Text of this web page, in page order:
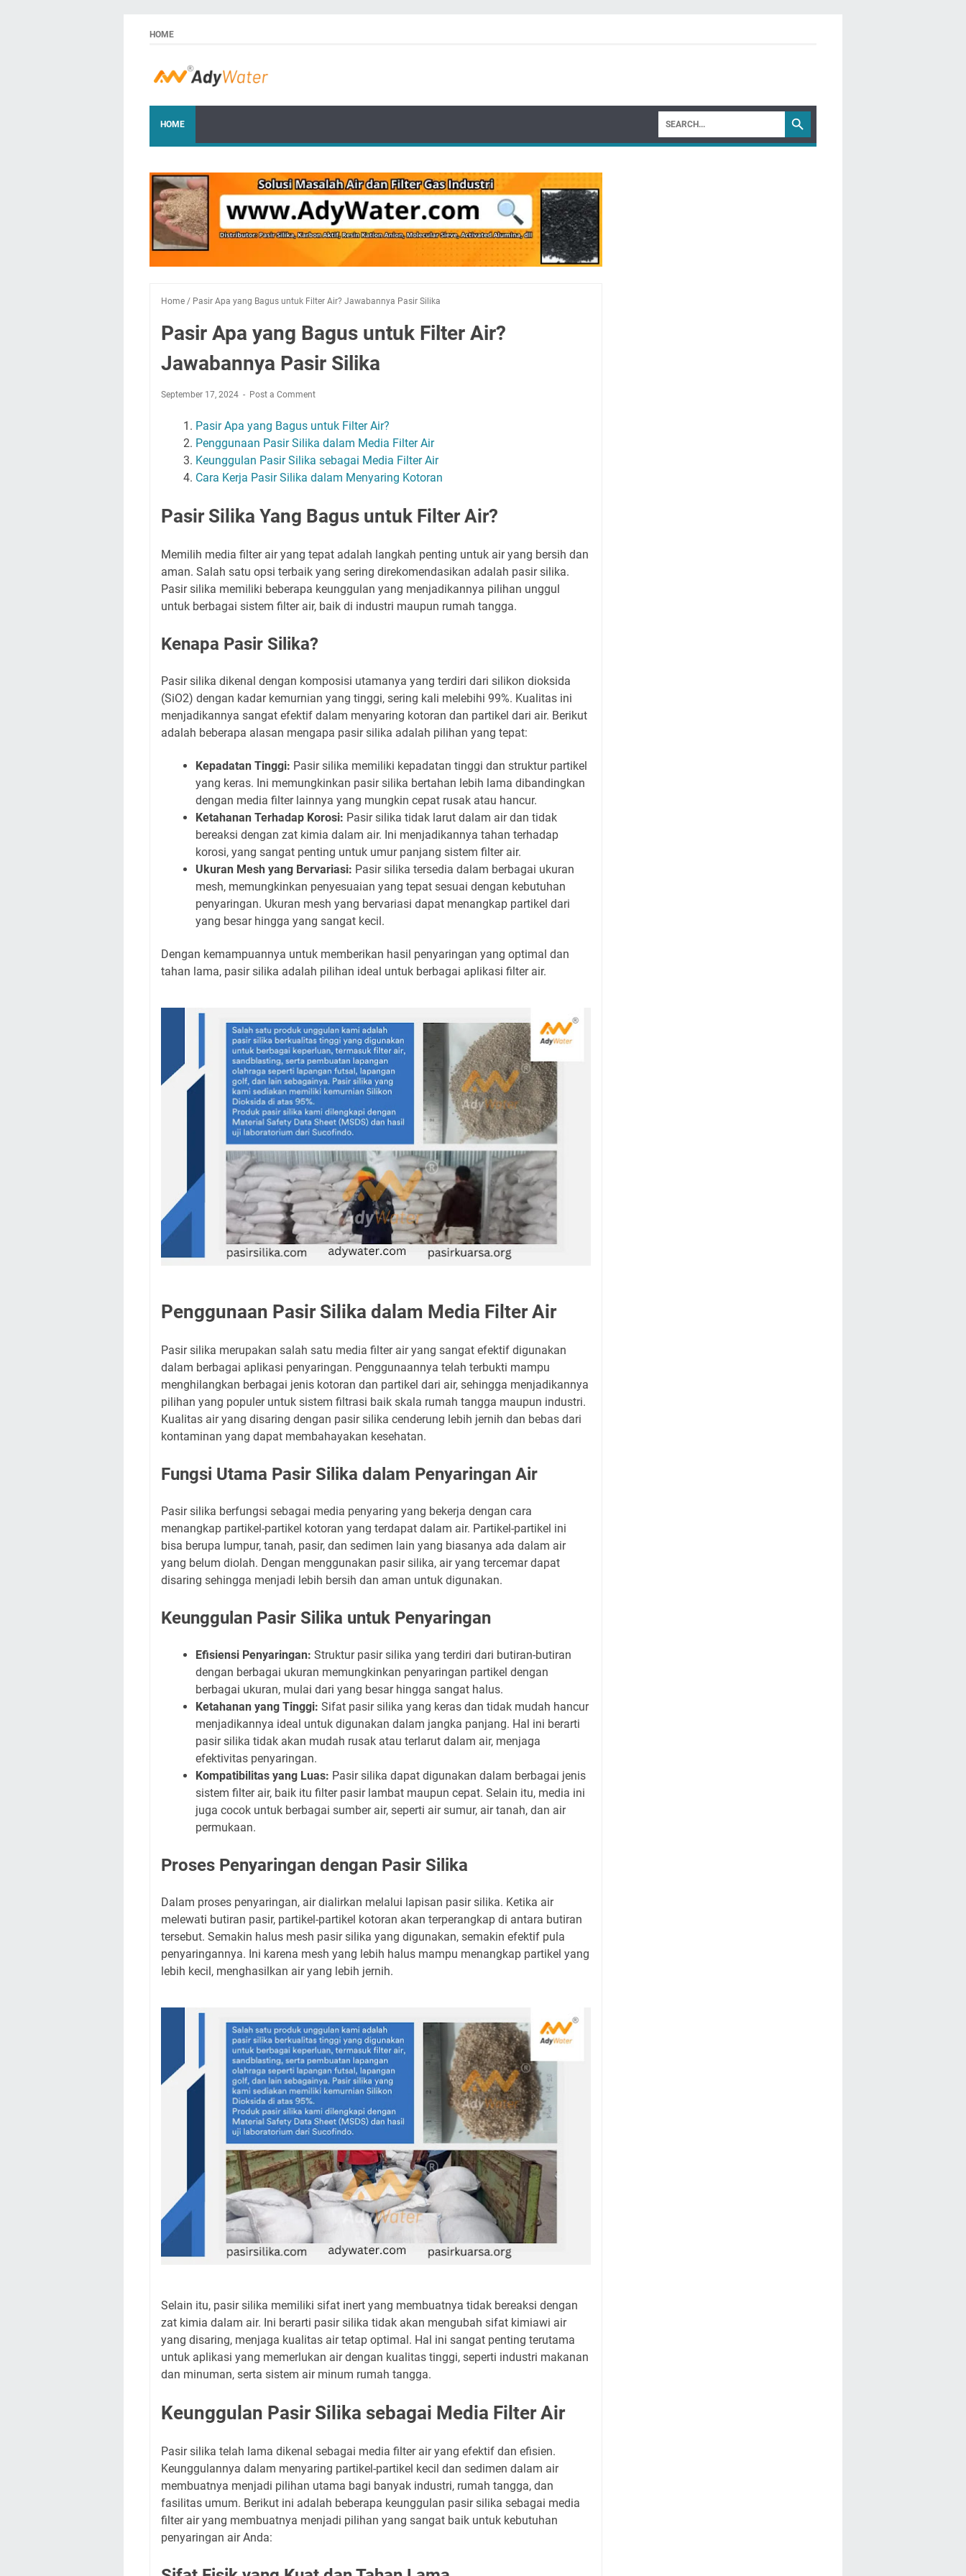
HOME
HOME
Home / Pasir Apa yang Bagus untuk Filter Air? Jawabannya Pasir Silika
Pasir Apa yang Bagus untuk Filter Air?
Jawabannya Pasir Silika
September 17, 2024 Post a Comment
Pasir Apa yang Bagus untuk Filter Air?
Penggunaan Pasir Silika dalam Media Filter Air
Keunggulan Pasir Silika sebagai Media Filter Air
Cara Kerja Pasir Silika dalam Menyaring Kotoran
Pasir Silika Yang Bagus untuk Filter Air?
Memilih media filter air yang tepat adalah langkah penting untuk air yang bersih dan
aman. Salah satu opsi terbaik yang sering direkomendasikan adalah pasir silika.
Pasir silika memiliki beberapa keunggulan yang menjadikannya pilihan unggul
untuk berbagai sistem filter air, baik di industri maupun rumah tangga.
Kenapa Pasir Silika?
Pasir silika dikenal dengan komposisi utamanya yang terdiri dari silikon dioksida
(SiO2) dengan kadar kemurnian yang tinggi, sering kali melebihi 99%. Kualitas ini
menjadikannya sangat efektif dalam menyaring kotoran dan partikel dari air. Berikut
adalah beberapa alasan mengapa pasir silika adalah pilihan yang tepat:
Kepadatan Tinggi: Pasir silika memiliki kepadatan tinggi dan struktur partikel
yang keras. Ini memungkinkan pasir silika bertahan lebih lama dibandingkan
dengan media filter lainnya yang mungkin cepat rusak atau hancur.
Ketahanan Terhadap Korosi: Pasir silika tidak larut dalam air dan tidak
bereaksi dengan zat kimia dalam air. Ini menjadikannya tahan terhadap
korosi, yang sangat penting untuk umur panjang sistem filter air.
Ukuran Mesh yang Bervariasi: Pasir silika tersedia dalam berbagai ukuran
mesh, memungkinkan penyesuaian yang tepat sesuai dengan kebutuhan
penyaringan. Ukuran mesh yang bervariasi dapat menangkap partikel dari
yang besar hingga yang sangat kecil.
Dengan kemampuannya untuk memberikan hasil penyaringan yang optimal dan
tahan lama, pasir silika adalah pilihan ideal untuk berbagai aplikasi filter air.
Penggunaan Pasir Silika dalam Media Filter Air
Pasir silika merupakan salah satu media filter air yang sangat efektif digunakan
dalam berbagai aplikasi penyaringan. Penggunaannya telah terbukti mampu
menghilangkan berbagai jenis kotoran dan partikel dari air, sehingga menjadikannya
pilihan yang populer untuk sistem filtrasi baik skala rumah tangga maupun industri.
Kualitas air yang disaring dengan pasir silika cenderung lebih jernih dan bebas dari
kontaminan yang dapat membahayakan kesehatan.
Fungsi Utama Pasir Silika dalam Penyaringan Air
Pasir silika berfungsi sebagai media penyaring yang bekerja dengan cara
menangkap partikel-partikel kotoran yang terdapat dalam air. Partikel-partikel ini
bisa berupa lumpur, tanah, pasir, dan sedimen lain yang biasanya ada dalam air
yang belum diolah. Dengan menggunakan pasir silika, air yang tercemar dapat
disaring sehingga menjadi lebih bersih dan aman untuk digunakan.
Keunggulan Pasir Silika untuk Penyaringan
Efisiensi Penyaringan: Struktur pasir silika yang terdiri dari butiran-butiran
dengan berbagai ukuran memungkinkan penyaringan partikel dengan
berbagai ukuran, mulai dari yang besar hingga sangat halus.
Ketahanan yang Tinggi: Sifat pasir silika yang keras dan tidak mudah hancur
menjadikannya ideal untuk digunakan dalam jangka panjang. Hal ini berarti
pasir silika tidak akan mudah rusak atau terlarut dalam air, menjaga
efektivitas penyaringan.
Kompatibilitas yang Luas: Pasir silika dapat digunakan dalam berbagai jenis
sistem filter air, baik itu filter pasir lambat maupun cepat. Selain itu, media ini
juga cocok untuk berbagai sumber air, seperti air sumur, air tanah, dan air
permukaan.
Proses Penyaringan dengan Pasir Silika
Dalam proses penyaringan, air dialirkan melalui lapisan pasir silika. Ketika air
melewati butiran pasir, partikel-partikel kotoran akan terperangkap di antara butiran
tersebut. Semakin halus mesh pasir silika yang digunakan, semakin efektif pula
penyaringannya. Ini karena mesh yang lebih halus mampu menangkap partikel yang
lebih kecil, menghasilkan air yang lebih jernih.
Selain itu, pasir silika memiliki sifat inert yang membuatnya tidak bereaksi dengan
zat kimia dalam air. Ini berarti pasir silika tidak akan mengubah sifat kimiawi air
yang disaring, menjaga kualitas air tetap optimal. Hal ini sangat penting terutama
untuk aplikasi yang memerlukan air dengan kualitas tinggi, seperti industri makanan
dan minuman, serta sistem air minum rumah tangga.
Keunggulan Pasir Silika sebagai Media Filter Air
Pasir silika telah lama dikenal sebagai media filter air yang efektif dan efisien.
Keunggulannya dalam menyaring partikel-partikel kecil dan sedimen dalam air
membuatnya menjadi pilihan utama bagi banyak industri, rumah tangga, dan
fasilitas umum. Berikut ini adalah beberapa keunggulan pasir silika sebagai media
filter air yang membuatnya menjadi pilihan yang sangat baik untuk kebutuhan
penyaringan air Anda: